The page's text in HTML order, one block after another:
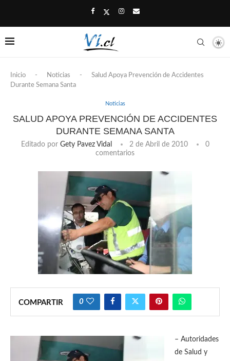
Inicio - Noticias -
Salud Apoya Prevención de Accidentes
Durante Semana Santa
Noticias
SALUD APOYA PREVENCIÓN DE ACCIDENTES
DURANTE SEMANA SANTA
Editado por Gety Pavez Vidal 2 de Abril de 2010
0
comentarios
COMPARTIR 0
– Autoridades
de Salud y